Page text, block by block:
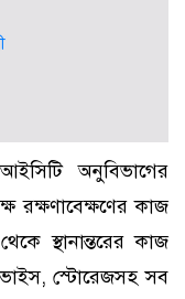
অনুবিভাগের
রক্ষণাবেক্ষণের কাজ
স্থানান্তরের কাজ
স্টোরেজসহ সব